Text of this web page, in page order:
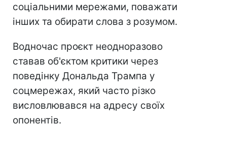
соціальними мережами, поважати
інших та обирати слова з розумом.
Водночас проєкт неодноразово
ставав об'єктом критики через
поведінку Дональда Трампа у
соцмережах, який часто різко
висловлювався на адресу своїх
опонентів.